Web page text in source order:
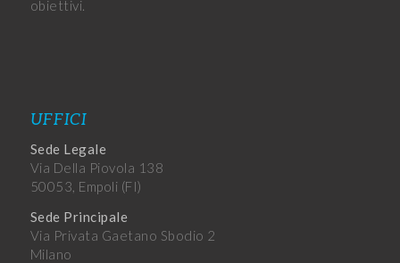
obiettivi.
UFFICI
Sede Legale
Via Della Piovola 138
50053, Empoli (FI)
Sede Principale
Via Privata Gaetano Sbodio 2
Milano